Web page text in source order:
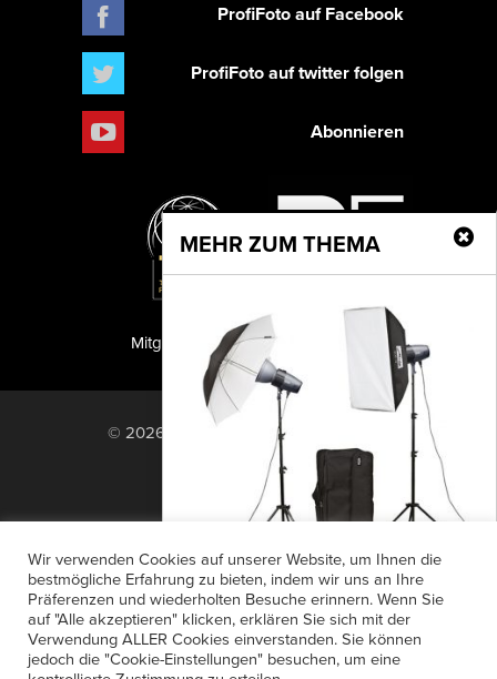
MEHR ZUM THEMA
Studioblitzgeräte mit Funksystem
Als Nachfolger der Metz Mecastudio
ProfiFoto auf Facebook
ProfiFoto auf twitter folgen
Abonnieren
PF Publishing GmbH
Mitglied der TIPA
© 2026 PF Publishing GmbH. All rights
reserved.
Nach oben
Anzeigensuche
Shop
Zahlungsarten
Widerrufsbelehrung
Datenschutz
AGB
Newsletter-Anmeldung
Verträge hier kündigen
Mein Account
Wir verwenden Cookies auf unserer Website, um Ihnen die
bestmögliche Erfahrung zu bieten, indem wir uns an Ihre
Präferenzen und wiederholten Besuche erinnern. Wenn Sie
auf "Alle akzeptieren" klicken, erklären Sie sich mit der
Verwendung ALLER Cookies einverstanden. Sie können
jedoch die "Cookie-Einstellungen" besuchen, um eine